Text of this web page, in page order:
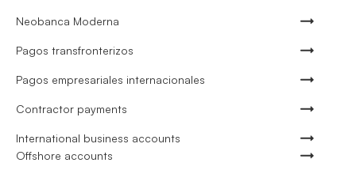
Neobanca Moderna
Pagos transfronterizos
Pagos empresariales internacionales
Contractor payments
International business accounts
Offshore accounts